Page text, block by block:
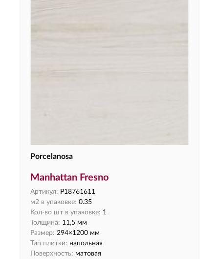
Porcelanosa
Manhattan Fresno
Артикул: P18761611
м2 в упаковке: 0.35
Кол-во шт в упаковке: 1
Толщина: 11,5 мм
Размер: 294×1200 мм
Тип плитки: напольная
Поверхность: матовая